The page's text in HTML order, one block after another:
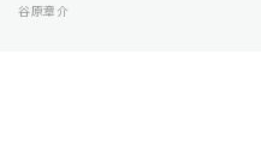
谷原章介